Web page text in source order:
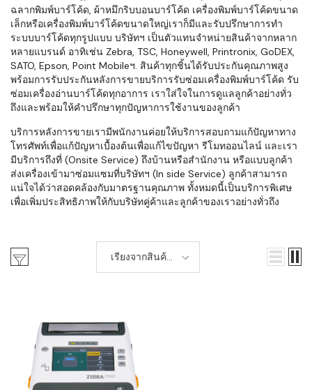
ฉลากพิมพ์บาร์โค้ด, ผ้าหมึกริบบอนบาร์โค้ด เครื่องพิมพ์บาร์โค้ดขนาด
เล็กหรือเครื่องพิมพ์บาร์โค้ดขนาดใหญ่เราก็มีและรับปรึกษาการทำ
ระบบบาร์โค้ดทุกรูปแบบ บริษัทฯ เป็นตัวแทนจำหน่ายสินค้าจากหลาก
หลายแบรนด์ อาทิเช่น Zebra, TSC, Honeywell, Printronix, GoDEX,
SATO, Epson, Point Mobileฯ. สินค้าทุกชิ้นได้รับประกันคุณภาพสูง
พร้อมการรับประกันหลังการขายบริการรับซ่อมเครื่องพิมพ์บาร์โค้ด รับ
ซ่อมเครื่องอ่านบาร์โค้ดทุกอาการ เราใส่ใจในการดูแลลูกค้าอย่างทั่ว
ถึงและพร้อมให้คำปรึกษาทุกปัญหาการใช้งานของลูกค้า
บริการหลังการขายเรามีพนักงานค่อยให้บริการสอบถามแก้ปัญหาทาง
โทรศัพท์เพื่อแก้ปัญหาเบื้องต้นเพื่อแก้ไขปัญหา รีโมทออนไลน์ และเรา
มีบริการถึงที่ (Onsite Service) ถึงบ้านหรือสำนักงาน หรือแบบลูกค้า
ส่งเครื่องเข้ามาซ่อมแซมที่บริษัทฯ (In side Service) ลูกค้าสามารถ
แน่ใจได้ว่าสอดคล้องกับมาตรฐานคุณภาพ ทั้งหมดนี้เป็นบริการพิเศษ
เพื่อเพิ่มประสิทธิภาพให้กับบริษัทคู่ค้าและลูกค้าของเราอย่างทั่วถึง
เรียงจากสินค้า
ใหม่-เก่า